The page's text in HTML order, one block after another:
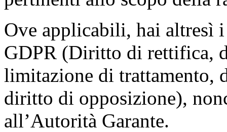
Ove applicabili, hai
GDPR (Diritto di rettifica,
limitazione di trattamento,
diritto di opposizione),
all’Autorità Garante.